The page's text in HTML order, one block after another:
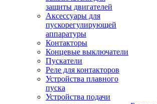
защиты двигателей
Аксессуары для
пускорегулирующей
аппаратуры
Контакторы
Концевые выключатели
Пускатели
Реле для контакторов
Устройства плавного
пуска
Устройства подачи